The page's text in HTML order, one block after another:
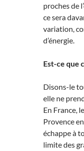
proches de
ce sera
variation,
d’énergie.
Est-ce que
Disons-le
elle ne
En France,
Provence
échappe à
limite des